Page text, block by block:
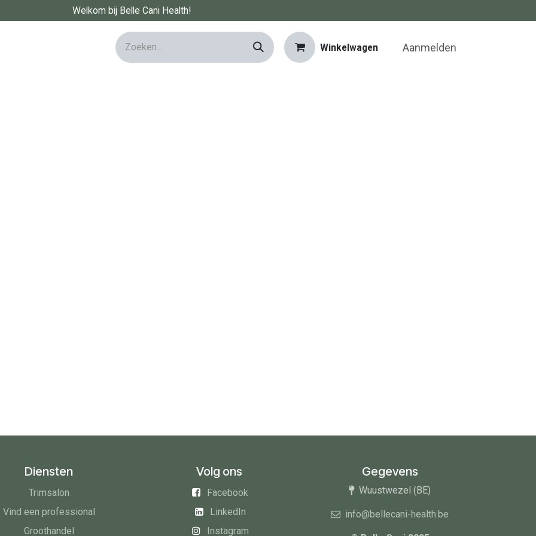
Welkom bij Belle Cani Health!
Winkelwagen Aanmelden
Diensten
Trimsalon
Vind een professional
Groothandel
Volg ons
Facebook
LinkedIn
Instagram
Gegevens
Wuustwezel (BE)
info@bellecani-health.be